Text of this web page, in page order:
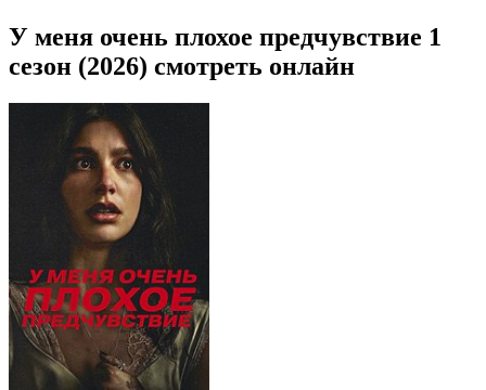
У меня очень плохое предчувствие 1
сезон (2026) смотреть онлайн